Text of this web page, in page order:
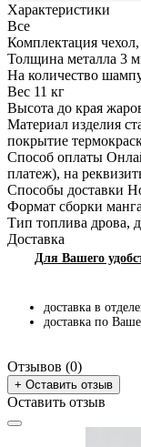
мангал купить
мангал для дачи
купить мангал для
купить мангал
мангал купить
мангал складной
купить
разборной мангал
мангал раскладной
мангал с
мангал разборный
Характеристики
Все
Комплектация
Толщина металла 3
На количество
Вес 11 кг
Высота до края
Материал изделия
покрытие
Способ оплаты
платеж), на
Способы доставки
Формат сборки
Тип топлива дрова,
Доставка
Для Вашего
доставка в
доставка по
Отзывов (0)
+ Оставить отзыв
Оставить отзыв